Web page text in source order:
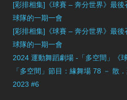
[彩排相集]《球賽 – 奔分世界》最
球隊的一期一會
[彩排相集]《球賽 – 奔分世界》最
球隊的一期一會
2024 運動舞蹈劇場 -「多空間」《
「多空間」節目：緣舞場 78 － 散
2023 #6